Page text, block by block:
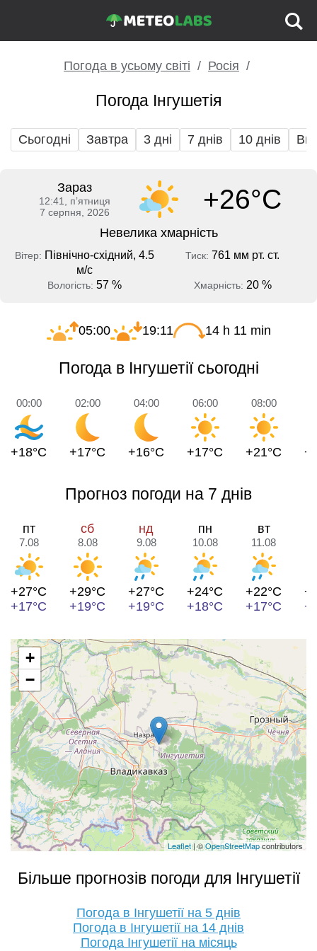
Погода в усьому світі Росія
Погода Інгушетія
Сьогодні Завтра 3 дні 7 днів 10 днів
Зараз
12:41, пʼятниця
7 серпня, 2026
+26°C
Невелика хмарність
Вітер: Північно-східний, 4.5
м/с
Тиск: 761 мм рт. ст.
Вологість: 57 % Хмарність: 20 %
05:00 19:11 14 h 11 min
Погода в Інгушетії сьогодні
00:00
+18°C
02:00
+17°C
04:00
+16°C
06:00
+17°C
08:00
+21°C
Прогноз погоди на 7 днів
пт
7.08
+27°C
+17°C
сб
8.08
+29°C
+19°C
нд
9.08
+27°C
+19°C
пн
10.08
+24°C
+18°C
вт
11.08
+22°C
+17°C
+
−
Leaflet| ©OpenStreetMapcontributors
Більше прогнозів погоди для Інгушетії
Погода в Інгушетії на 5 днів
Погода в Інгушетії на 14 днів
Погода Інгушетії на місяць